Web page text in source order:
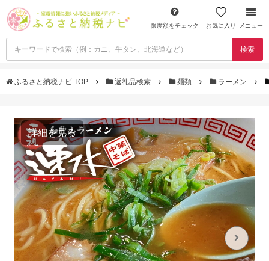
限度額をチェック お気に入り メニュー
検索
ふるさと納税ナビ TOP 返礼品検索 麺類 ラーメン
詳細を見る